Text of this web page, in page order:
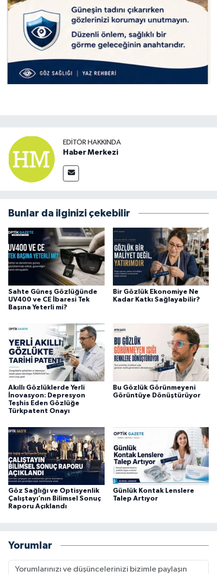
EDITÖR HAKKINDA
Haber Merkezi
Bunlar da ilginizi çekebilir
Sahte Güneş Gözlüğünde
UV400 ve CE İbaresi Tek
Başına Yeterli mi?
Bir Gözlük Ekonomiye Ne
Kadar Katkı Sağlayabilir?
Akıllı Gözlüklerde Yerli
İnovasyon: Depresyon
Teşhis Eden Gözlüğe
Türkpatent Onayı
Bu Gözlük Görünmeyeni
Görüntüye Dönüştürüyor
Göz Sağlığı ve Optisyenlik
Çalıştayı’nın Bilimsel Sonuç
Raporu Açıklandı
Günlük Kontak Lenslere
Talep Artıyor
Yorumlar